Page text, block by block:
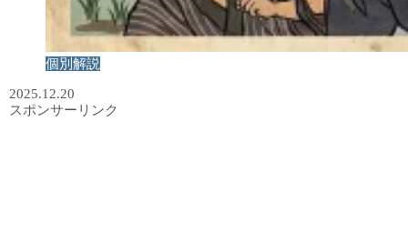
個別解説
2025.12.20
スポンサーリンク